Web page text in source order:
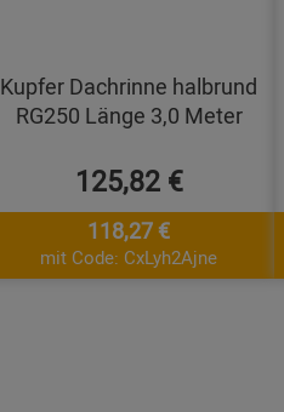
Kupfer Dachrinne halbrund
RG250 Länge 3,0 Meter
125,82 €
118,27 €
mit Code: CxLyh2Ajne